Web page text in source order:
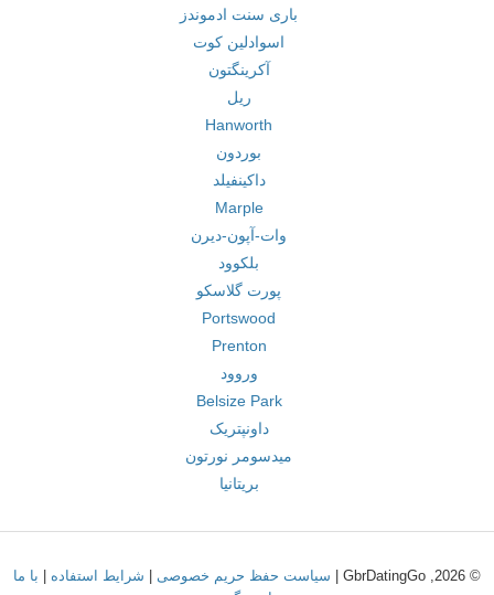
باری سنت ادموندز
اسوادلین کوت
آکرینگتون
ریل
Hanworth
بوردون
داکینفیلد
Marple
وات-آپون-دیرن
بلکوود
پورت گلاسکو
Portswood
Prenton
وروود
Belsize Park
داونپتریک
میدسومر نورتون
بریتانیا
© 2026, GbrDatingGo | سیاست حفظ حریم خصوصی شرایط استفاده
با ما